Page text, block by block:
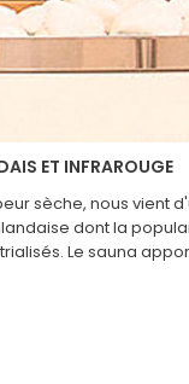
ET INFRAROUGE
sèche, nous vient
dont la
Le sauna